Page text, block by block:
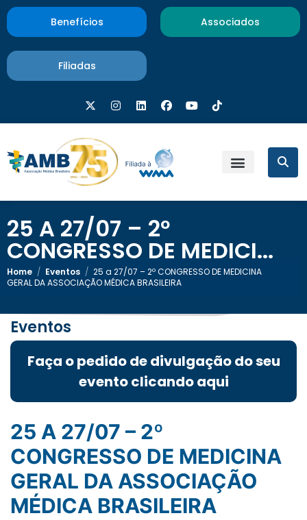
Benefícios Associados
Filiadas
25 A 27/07 – 2º
CONGRESSO DE MEDICI...
Home / Eventos / 25 a 27/07 – 2º CONGRESSO DE MEDICINA
GERAL DA ASSOCIAÇÃO MÉDICA BRASILEIRA
Eventos
Faça o pedido de divulgação do seu
evento clicando aqui
25 A 27/07 – 2º
CONGRESSO DE MEDICINA
GERAL DA ASSOCIAÇÃO
MÉDICA BRASILEIRA